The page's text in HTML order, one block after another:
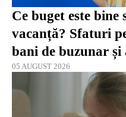
Ce buget este
vacanță? Sfaturi
bani de buzunar și
05 AUGUST 2026